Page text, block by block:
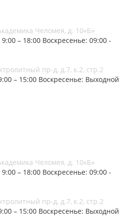
Челомея, д. 10«Б»
9:00 – 18:00 Воскресенье: 09:00 -
пр-д, д.7, к.2, стр.2
– 15:00 Воскресенье: Выходной
Челомея, д. 10«Б»
9:00 – 18:00 Воскресенье: 09:00 -
пр-д, д.7, к.2, стр.2
– 15:00 Воскресенье: Выходной